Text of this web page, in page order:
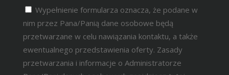
Wypełnienie formularza oznacza, że podane w
nim przez Pana/Panią dane osobowe będą
przetwarzane w celu nawiązania kontaktu, a także
ewentualnego przedstawienia oferty. Zasady
przetwarzania i informacje o Administratorze